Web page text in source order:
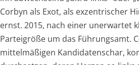
Corbyn als Exot, als exzentrischer
ernst. 2015, nach einer unerwartet
Parteigröße um das Führungsamt.
mittelmäßigen Kandidatenschar,